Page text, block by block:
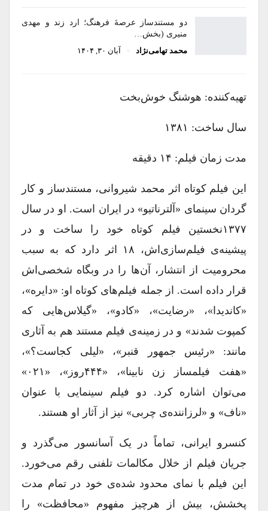
دو مستندساز عرصۀ فرهنگ؛ ارد زند و مهدی
منیری (بخش…
محمد تهامی‌نژاد
آبان ۳۰, ۱۴۰۴
تهیه‌کننده: هوشنگ خوش‌بخت
سال ساخت: ۱۳۸۱
مدت زمان فیلم: ۱۴ دقیقه
این فیلم کوتاه اثر محمد شیروانی، مستند‌ساز و کار
گردان سینمای «آلترناتیو» در ایران است. او در سال
۱۳۷۷نخستین فیلم کوتاه خود را ساخت و در
پیشینه‌ی فیلم‌سازی‌اش، ۱۸ اثر دارد که به سبب
محرومیت از انتشار، آن‌ها را در وبگاه شخصی‌اش
قرار داده است. از جمله فیلم‌های کوتاه او: «دایره»،
«کاندیدا»، «رضایت»، «کادو»، «گیلاس‌هایی که
کمپوت شدند» و در زمینه‌ی فیلم مستند هم به آثاری
مانند: «رئیس جمهور قنبر»، «لیلی کجاست؟»،
«هفت فیلمساز زن نابینا»، «۴۴۴روز»، «۰۲۱»
می‌توان اشاره کرد. دو فیلم سینمایی با عنوان
«ناف» و «لرزاننده‌ی چربی» نیز از آثار او هستند.
کنسرو ایرانی، تماماً در یک آسانسور می‌گذرد و
جریان فیلم از خلال مکالمات تلفنی رقم می‌خورد.
این فیلم با نمای محدود شده‌ی خود در تمام مدت
پخشش، بیش از هرچیز مفهوم «محافظت» را